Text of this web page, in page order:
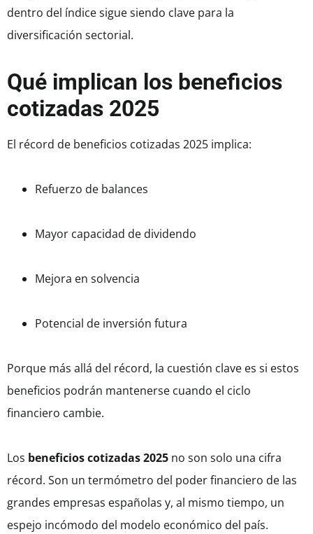
dentro del índice sigue siendo clave para la
diversificación sectorial.
Qué implican los beneficios
cotizadas 2025
El récord de beneficios cotizadas 2025 implica:
Refuerzo de balances
Mayor capacidad de dividendo
Mejora en solvencia
Potencial de inversión futura
Porque más allá del récord, la cuestión clave es si estos
beneficios podrán mantenerse cuando el ciclo
financiero cambie.
Los beneficios cotizadas 2025 no son solo una cifra
récord. Son un termómetro del poder financiero de las
grandes empresas españolas y, al mismo tiempo, un
espejo incómodo del modelo económico del país.